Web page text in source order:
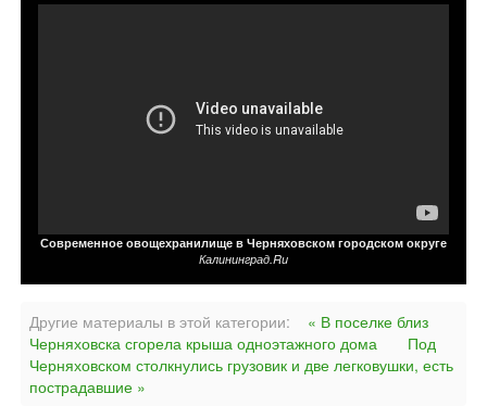
Современное овощехранилище в Черняховском городском округе
Калининград.Ru
Другие материалы в этой категории:
« В поселке близ
Черняховска сгорела крыша одноэтажного дома
Под
Черняховском столкнулись грузовик и две легковушки, есть
пострадавшие »